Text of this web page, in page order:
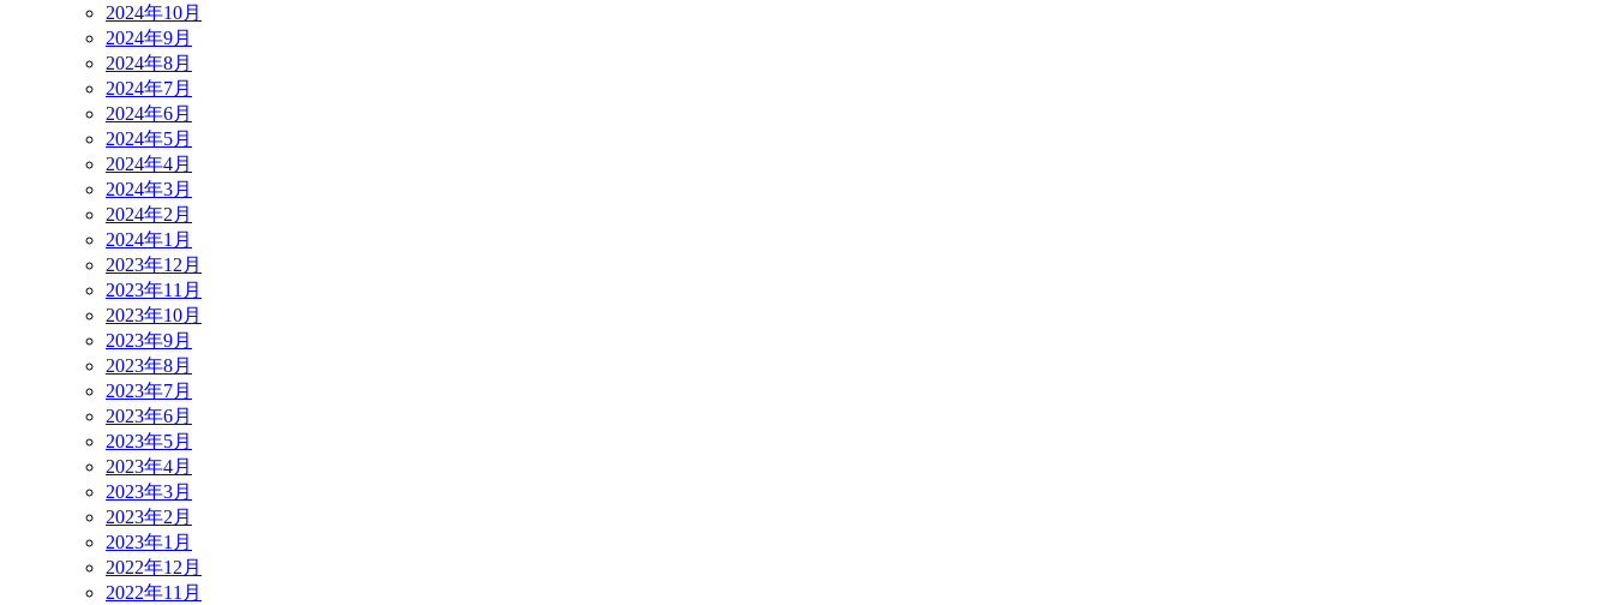
2024年10月
2024年9月
2024年8月
2024年7月
2024年6月
2024年5月
2024年4月
2024年3月
2024年2月
2024年1月
2023年12月
2023年11月
2023年10月
2023年9月
2023年8月
2023年7月
2023年6月
2023年5月
2023年4月
2023年3月
2023年2月
2023年1月
2022年12月
2022年11月